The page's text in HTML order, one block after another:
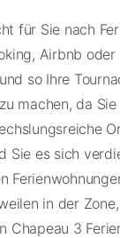
für Sie nach
Airbnb
so Ihre
machen, da
Sie es sich
in der
Chapeau 3